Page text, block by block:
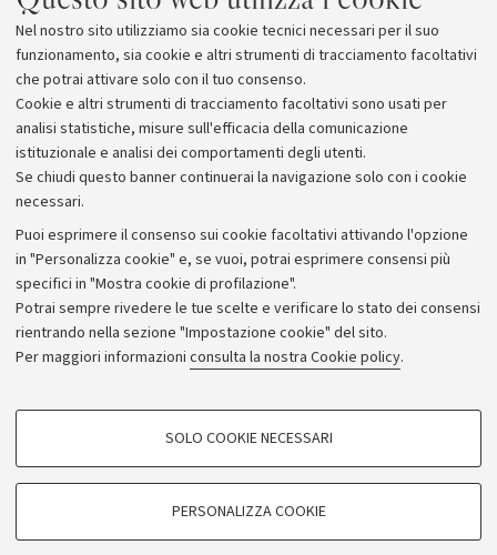
Nel nostro sito utilizziamo sia cookie tecnici necessari per il suo
funzionamento, sia cookie e altri strumenti di tracciamento facoltativi
che potrai attivare solo con il tuo consenso.
Cookie e altri strumenti di tracciamento facoltativi sono usati per
analisi statistiche, misure sull'efficacia della comunicazione
istituzionale e analisi dei comportamenti degli utenti.
Se chiudi questo banner continuerai la navigazione solo con i cookie
necessari.
Puoi esprimere il consenso sui cookie facoltativi attivando l'opzione
in "Personalizza cookie" e, se vuoi, potrai esprimere consensi più
specifici in "Mostra cookie di profilazione".
Potrai sempre rivedere le tue scelte e verificare lo stato dei consensi
rientrando nella sezione "Impostazione cookie" del sito.
Per maggiori informazioni consulta la nostra Cookie policy.
COOKIE DI PROFILAZIONE - FACOLTATIVI
SOLO COOKIE NECESSARI
PERSONALIZZA COOKIE
solo per la loro età, ma soprattutto la loro capacità di
trasmettere attraverso i secoli, e attraverso i millenni,
gesti, abilità, conoscenze e cultura.
Archivio
Comunicati stampa
Redazione
Rassegna stampa
© Copyright 2026 - ALMA MATER STUDIORUM - Università di
Bologna - Via Zamboni, 33 - 40126 Bologna - PI: 01131710376 -